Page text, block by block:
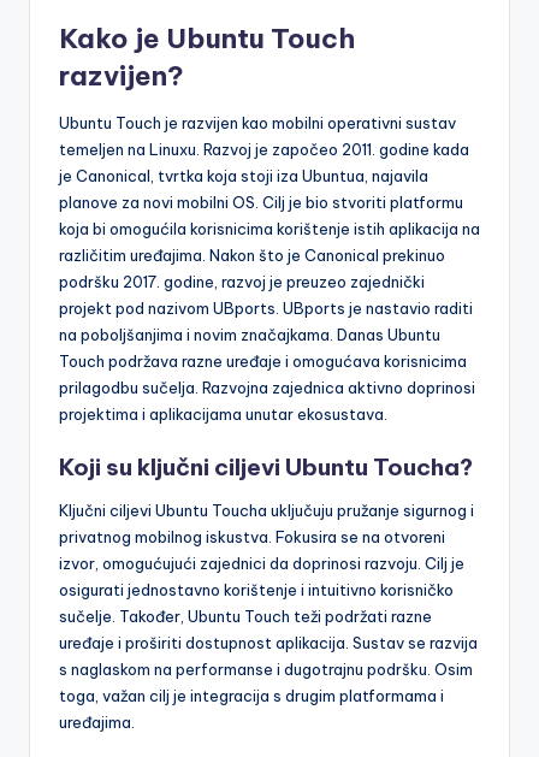
Kako je Ubuntu Touch
razvijen?
Ubuntu Touch je razvijen kao mobilni operativni sustav
temeljen na Linuxu. Razvoj je započeo 2011. godine kada
je Canonical, tvrtka koja stoji iza Ubuntua, najavila
planove za novi mobilni OS. Cilj je bio stvoriti platformu
koja bi omogućila korisnicima korištenje istih aplikacija na
različitim uređajima. Nakon što je Canonical prekinuo
podršku 2017. godine, razvoj je preuzeo zajednički
projekt pod nazivom UBports. UBports je nastavio raditi
na poboljšanjima i novim značajkama. Danas Ubuntu
Touch podržava razne uređaje i omogućava korisnicima
prilagodbu sučelja. Razvojna zajednica aktivno doprinosi
projektima i aplikacijama unutar ekosustava.
Koji su ključni ciljevi Ubuntu Toucha?
Ključni ciljevi Ubuntu Toucha uključuju pružanje sigurnog i
privatnog mobilnog iskustva. Fokusira se na otvoreni
izvor, omogućujući zajednici da doprinosi razvoju. Cilj je
osigurati jednostavno korištenje i intuitivno korisničko
sučelje. Također, Ubuntu Touch teži podržati razne
uređaje i proširiti dostupnost aplikacija. Sustav se razvija
s naglaskom na performanse i dugotrajnu podršku. Osim
toga, važan cilj je integracija s drugim platformama i
uređajima.